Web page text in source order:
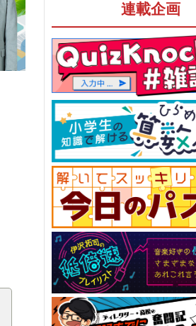
連載企画